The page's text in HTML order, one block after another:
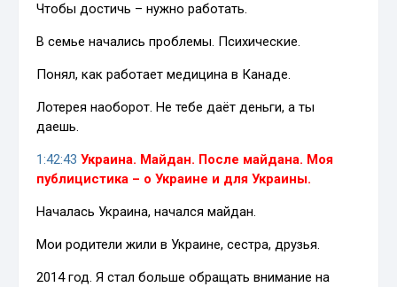
Чтобы достичь – нужно работать.
В семье начались проблемы. Психические.
Понял, как работает медицина в Канаде.
Лотерея наоборот. Не тебе даёт деньги, а ты
даешь.
1:42:43 Украина. Майдан. После майдана. Моя
публицистика – о Украине и для Украины.
Началась Украина, начался майдан.
Мои родители жили в Украине, сестра, друзья.
2014 год. Я стал больше обращать внимание на